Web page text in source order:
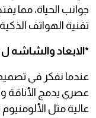
جوانب الحياة، مما
تقنية الهواتف الذكية
*الابعاد والشاشه
عندما نفكر في
عصري يدمج الأناقة
عالية مثل